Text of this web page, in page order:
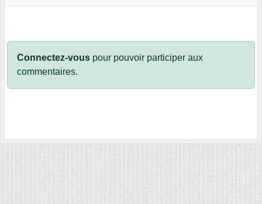
Connectez-vous pour pouvoir participer aux
commentaires.